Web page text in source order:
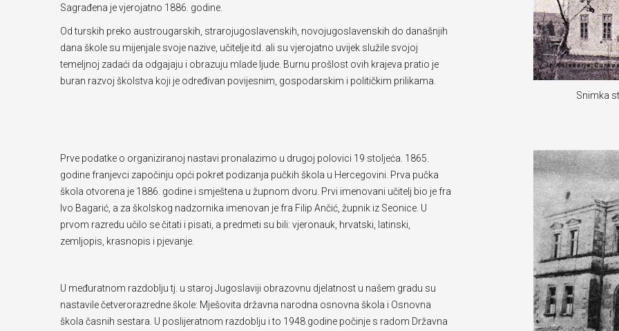
Sagrađena je vjerojatno 1886. godine.
Od turskih preko austrougarskih, strarojugoslavenskih, novojugoslavenskih do današnjih
dana škole su mijenjale svoje nazive, učitelje itd. ali su vjerojatno uvijek služile svojoj
temeljnoj zadaći da odgajaju i obrazuju mlade ljude. Burnu prošlost ovih krajeva pratio je
buran razvoj školstva koji je određivan povijesnim, gospodarskim i političkim prilikama.
Snimka
Prve podatke o organiziranoj nastavi pronalazimo u drugoj polovici 19 stoljeća. 1865.
godine franjevci započinju opći pokret podizanja pučkih škola u Hercegovini. Prva pučka
škola otvorena je 1886. godine i smještena u župnom dvoru. Prvi imenovani učitelj bio je fra
Ivo Bagarić, a za školskog nadzornika imenovan je fra Filip Ančić, župnik iz Seonice. U
prvom razredu učilo se čitati i pisati, a predmeti su bili: vjeronauk, hrvatski, latinski,
zemljopis, krasnopis i pjevanje.
U međuratnom razdoblju tj. u staroj Jugoslaviji obrazovnu djelatnost u našem gradu su
nastavile četverorazredne škole: Mješovita državna narodna osnovna škola i Osnovna
škola časnih sestara. U poslijeratnom razdoblju i to 1948.godine počinje s radom Državna